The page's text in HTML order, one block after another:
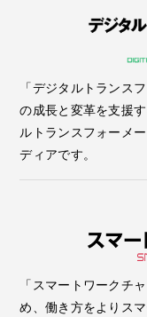
「デジタルトランス
の成長と変革を支援
ルトランスフォーメ
ディアです。
「スマートワークチ
め、働き方をよりス